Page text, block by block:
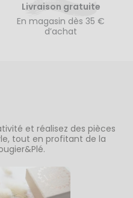
Livraison gratuite
En magasin dès 35 €
d’achat
et réalisez des pièces
tout en profitant de la